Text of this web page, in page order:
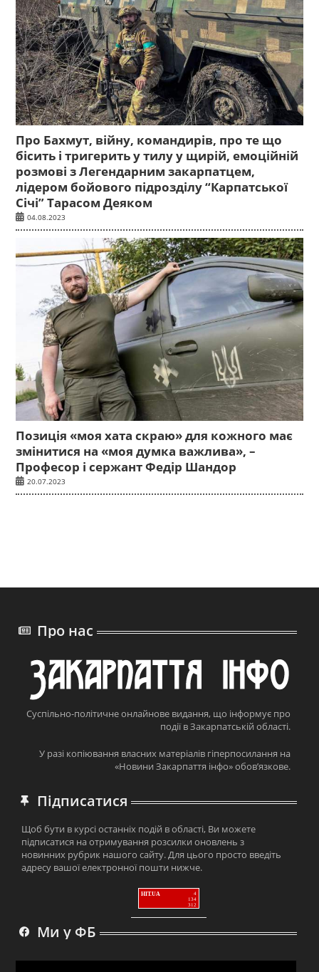
Про Бахмут, війну, командирів, про те що
бісить і тригерить у тилу у щирій, емоційній
розмові з Легендарним закарпатцем,
лідером бойового підрозділу “Карпатської
Січі” Тарасом Деяком
04.08.2023
Позиція «моя хата скраю» для кожного має
змінитися на «моя думка важлива», –
Професор і сержант Федір Шандор
20.07.2023
Про нас
Суспільно-політичне онлайнове видання, що інформує про
події в Закарпатській області.
У разі копіювання власних матеріалів гіперпосилання на
«Новини Закарпаття інфо» обов’язкове.
Підписатися
Щоб бути в курсі останніх подій в області, Ви можете
підписатися на отримування розсилки оновлень з
новинних рубрик нашого сайту. Для цього просто введіть
адресу вашої електронної пошти нижче.
HIT.UA
4
134
312
Ми у ФБ